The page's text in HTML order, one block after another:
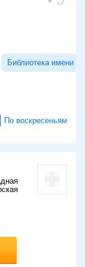
Библиотека имени
По воскресеньям